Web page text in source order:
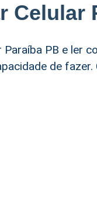
Celular
Paraíba PB e ler
de fazer.